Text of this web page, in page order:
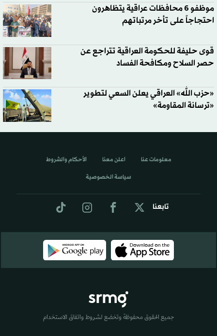
موظفو 6 محافظات عراقية يتظاهرون
احتجاجاً على تأخر مرتباتهم
قوى حليفة للحكومة العراقية تتراجع عن
حصر السلاح ومكافحة الفساد
«حزب الله» العراقي يعلن السعي لتطوير
«ترسانة المقاومة»
تابعنا
معلومات عنا اعلن معنا الأحكام والشروط
سياسة الخصوصية
جميع الحقوق محفوظة وتخضع لشروط واتفاق الاستخدام